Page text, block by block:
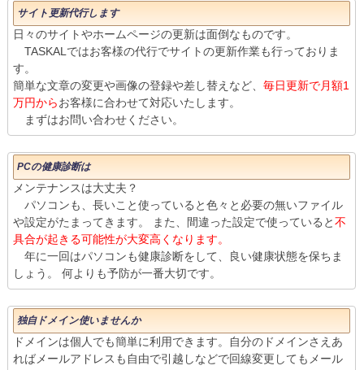
サイト更新代行します
日々のサイトやホームページの更新は面倒なものです。
TASKALではお客様の代行でサイトの更新作業も行っておりま
す。
簡単な文章の変更や画像の登録や差し替えなど、 毎日更新で月額1
万円からお客様に合わせて対応いたします。
まずはお問い合わせください。
PCの健康診断は
メンテナンスは大丈夫？
パソコンも、長いこと使っていると色々と必要の無いファイル
や設定がたまってきます。 また、間違った設定で使っていると不
具合が起きる可能性が大変高くなります。
年に一回はパソコンも健康診断をして、良い健康状態を保ちま
しょう。 何よりも予防が一番大切です。
独自ドメイン使いませんか
ドメインは個人でも簡単に利用できます。自分のドメインさえあ
ればメールアドレスも自由で引越しなどで回線変更してもメール